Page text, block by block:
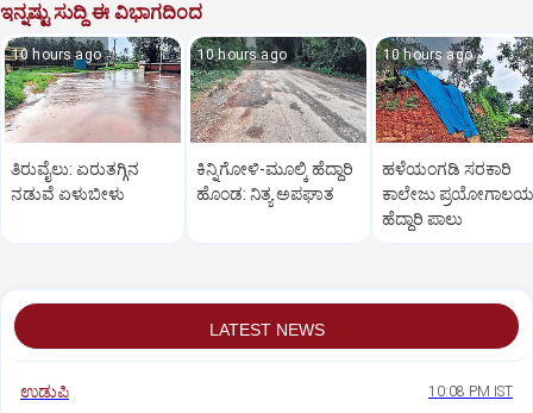
ಇನ್ನಷ್ಟು ಸುದ್ದಿ ಈ ವಿಭಾಗದಿಂದ
10 hours ago
ತಿರುವೈಲು: ಏರುತಗ್ಗಿನ
ನಡುವೆ ಏಳುಬೀಳು
10 hours ago
ಕಿನ್ನಿಗೋಳಿ-ಮೂಲ್ಕಿ ಹೆದ್ದಾರಿ
ಹೊಂಡ: ನಿತ್ಯ ಅಪಘಾತ
10 hours ago
ಹಳೆಯಂಗಡಿ ಸರಕಾರಿ
ಕಾಲೇಜು ಪ್ರಯೋಗಾಲಯ
ಹೆದ್ದಾರಿ ಪಾಲು
LATEST NEWS
ಉಡುಪಿ 10:08 PM IST